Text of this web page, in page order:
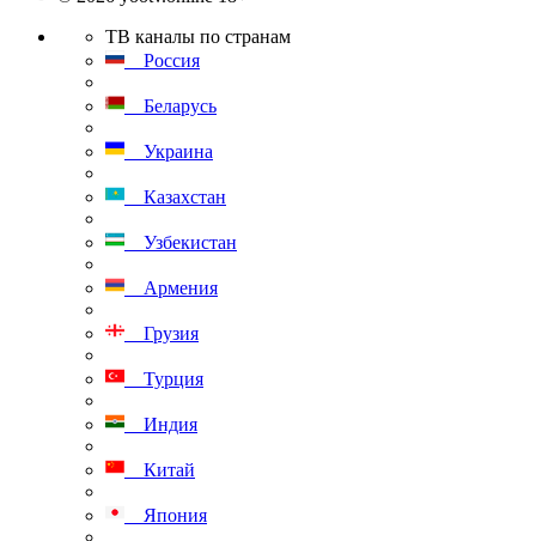
ТВ каналы по странам
Россия
Беларусь
Украина
Казахстан
Узбекистан
Армения
Грузия
Турция
Индия
Китай
Япония